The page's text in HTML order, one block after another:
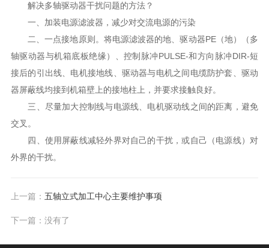
解决多轴驱动器干扰问题的方法？
一、加装电源滤波器，减少对交流电源的污染
二、一点接地原则。将电源滤波器的地、驱动器PE（地）（多
轴驱动器与机箱底板绝缘）、控制脉冲PULSE-和方向脉冲DIR-短
接后的引出线、电机接地线、驱动器与电机之间电缆防护套、驱动
器屏蔽线均接到机箱壁上的接地柱上，并要求接触良好。
三、尽量加大控制线与电源线、电机驱动线之间的距离，避免
交叉。
四、使用屏蔽线减轻外界对自己的干扰，或自己（电源线）对
外界的干扰。
上一篇： 五轴立式加工中心主要维护事项
下一篇：没有了